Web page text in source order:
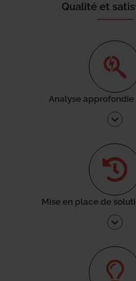
Qualité et
Analyse approfondie
Mise en place de